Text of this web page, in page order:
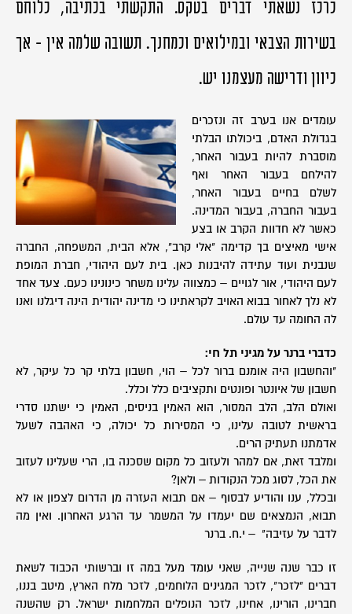
כרכז נשאתי דברים בטקס. התקשתי בכתיבה, כלוחם
בשירות הצבאי ובמילואים וכמחנך. תשובה שלמה אין - אך
כיוון ודרישה מעצמנו יש.
עומדים אנו בערב זה ונזכרים
בגדולת האדם, ביכולתו הבלתי
מוסברת להיות בעבור האחר,
להילחם בעבור האחר ואף
לשלם בחיים בעבור האחר,
בעבור החברה, בעבור המדינה.
כאשר לא חדוות הקרב או בצע
אישי מאיצים בך קדימה "אלי קרב", אלא הבית, המשפחה, החברה
שנבנית ועוד עתידה להיבנות כאן. בית לעם היהודי, חברת המופת
לעם היהודי, אור לגויים – כמצווה עלינו משחר כינונינו כעם. צעד אחד
לא נלך לאחור בבוא האויב לקראתינו כי מדינה יהודית הינה דיגלנו ואנו
לה החומה עד עולם.
כדברי ברנר על מגיני תל חי:
"והחשבון היה אומנם ברור לכל – הוי, חשבון בלתי קר כל עיקר, לא
חשבון של איונטר ופונטים ותקציבים כלל וכלל.
ואולם הלב, הלב המסור, הוא האמין בניסים, האמין כי ישתנו סדרי
בראשית לטובה עלינו, כי המסירות כל יכולה, כי האהבה לשעל
אדמתנו תעתיק הרים.
ומלבד זאת, אם למהר ולעזוב כל מקום שסכנה בו, הרי שעלינו לעזוב
את הכל, לסוג מכל הנקודות – ולאן?
ובכלל, ענו והודיע לבסוף – אם תבוא העזרה מן הדרום לצפון או לא
תבוא, הנמצאים שם יעמדו על המשמר עד הרגע האחרון. ואין מה
לדבר על עזיבה" – י.ח. ברנר
זו כבר שנה שנייה, שאני עומד מעל במה זו וברשותי הכבוד לשאת
דברים "לזכר", לזכר המגינים הלוחמים, לזכר מלח הארץ, מיטב בננו,
חברינו, הורינו, אחינו, לזכר הנופלים המלחמות ישראל. רק שהשנה